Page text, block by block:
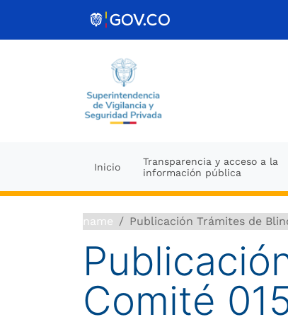
Inicio
Transparencia y acceso a la
información pública
name Publicación Trámites de
Comité